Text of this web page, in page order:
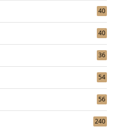
40
40
36
54
56
240